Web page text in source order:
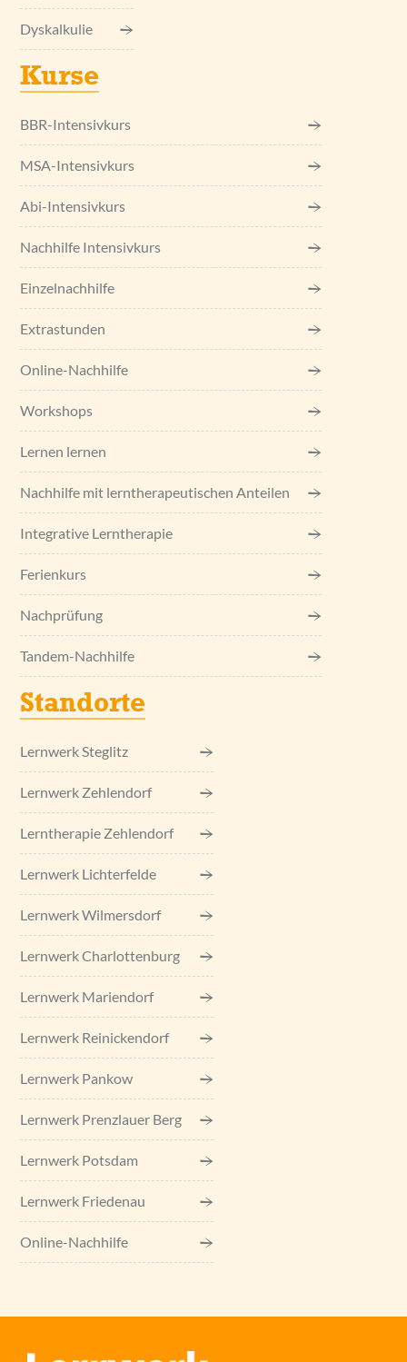
Dyskalkulie
Kurse
BBR-Intensivkurs
MSA-Intensivkurs
Abi-Intensivkurs
Nachhilfe Intensivkurs
Einzel­nachhilfe
Extrastunden
Online-Nachhilfe
Workshops
Lernen lernen
Nachhilfe mit lerntherapeutischen Anteilen
Integrative Lerntherapie
Ferienkurs
Nachprüfung
Tandem-Nachhilfe
Standorte
Lernwerk Steglitz
Lernwerk Zehlendorf
Lerntherapie Zehlendorf
Lernwerk Lichterfelde
Lernwerk Wilmersdorf
Lernwerk Charlottenburg
Lernwerk Mariendorf
Lernwerk Reinickendorf
Lernwerk Pankow
Lernwerk Prenzlauer Berg
Lernwerk Potsdam
Lernwerk Friedenau
Online-Nachhilfe